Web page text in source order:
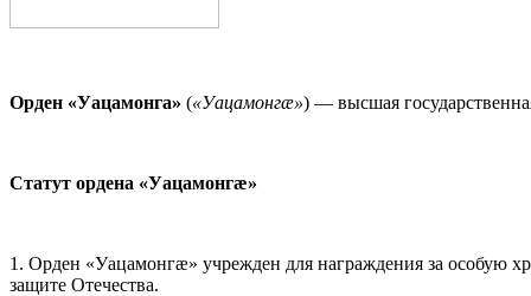
Орден «Уацамонга» («Уацамонгæ») — высшая
Статут ордена «Уацамонгæ»
1. Орден «Уацамонгæ» учрежден для награждения за особую
защите Отечества.